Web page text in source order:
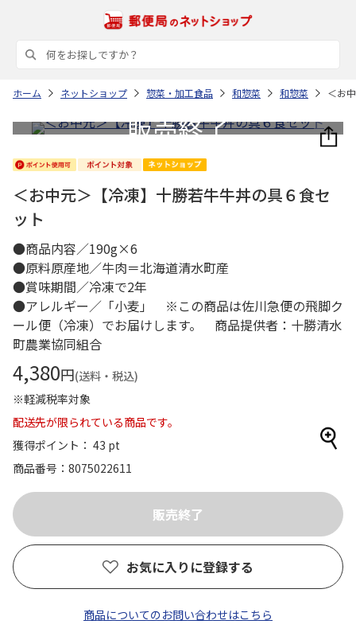
ホーム ネットショップ 惣菜・加工食品 和惣菜 和惣菜 ＜お
＜お中元＞【冷凍】十勝若牛牛丼の具６食セ
ット
●商品内容／190g×6
●原料原産地／牛肉＝北海道清水町産
●賞味期間／冷凍で2年
●アレルギー／「小麦」 ※この商品は佐川急便の飛脚ク
ール便（冷凍）でお届けします。 商品提供者：十勝清水
町農業協同組合
4,380円(送料・税込)
※軽減税率対象
配送先が限られている商品です。
獲得ポイント： 43 pt
商品番号
8075022611
お気に入りに登録する
商品についてのお問い合わせはこちら